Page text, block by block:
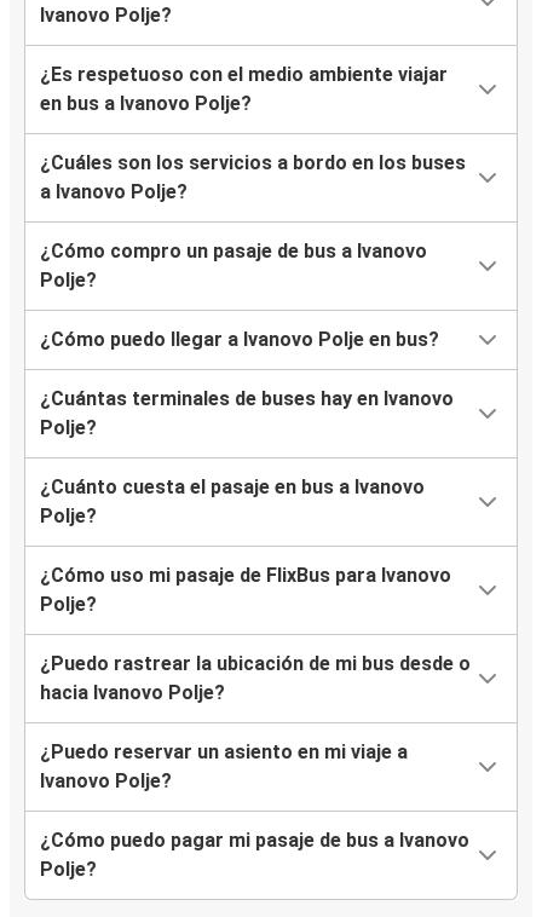
Ivanovo Polje?
¿Es respetuoso con el medio ambiente viajar
en bus a Ivanovo Polje?
¿Cuáles son los servicios a bordo en los buses
a Ivanovo Polje?
¿Cómo compro un pasaje de bus a Ivanovo
Polje?
¿Cómo puedo llegar a Ivanovo Polje en bus?
¿Cuántas terminales de buses hay en Ivanovo
Polje?
¿Cuánto cuesta el pasaje en bus a Ivanovo
Polje?
¿Cómo uso mi pasaje de FlixBus para Ivanovo
Polje?
¿Puedo rastrear la ubicación de mi bus desde o
hacia Ivanovo Polje?
¿Puedo reservar un asiento en mi viaje a
Ivanovo Polje?
¿Cómo puedo pagar mi pasaje de bus a Ivanovo
Polje?